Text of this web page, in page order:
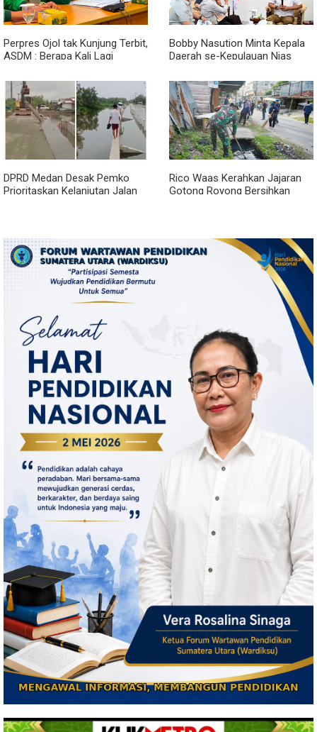
Perpres Ojol tak Kunjung Terbit,
ASDM : Berapa Kali Lagi
Janji?
Bobby Nasution Minta Kepala
Daerah se-Kepulauan Nias
DPRD Medan Desak Pemko
Prioritaskan Kelanjutan Jalan
Rico Waas Kerahkan Jajaran
Gotong Royong Bersihkan